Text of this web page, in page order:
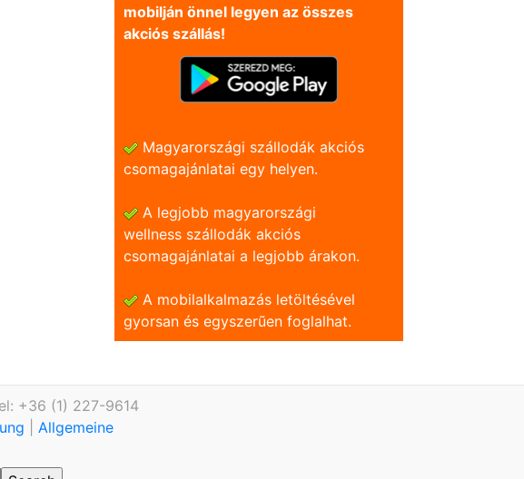
mobilján önnel legyen az összes
akciós szállás!
Magyarországi szállodák akciós
csomagajánlatai egy helyen.
A legjobb magyarországi
wellness szállodák akciós
csomagajánlatai a legjobb árakon.
A mobilalkalmazás letöltésével
gyorsan és egyszerũen foglalhat.
+36 (1) 227-9614
Allgemeine